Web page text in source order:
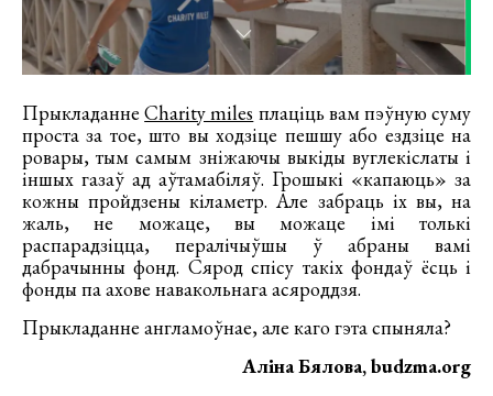
ПрыкладаннеCharity miles плаціць вам пэўную суму
проста за тое, што вы ходзіце пешшу або ездзіце на
ровары, тым самым зніжаючы выкіды вуглекіслаты і
іншых газаў ад аўтамабіляў. Грошыкі «капаюць» за
кожны пройдзены кіламетр. Але забраць іх вы, на
жаль, не можаце, вы можаце імі толькі
распарадзіцца, пералічыўшы ў абраны вамі
дабрачынны фонд. Сярод спісу такіх фондаў ёсць і
фонды па ахове навакольнага асяроддзя.
Прыкладанне англамоўнае, але каго гэта спыняла?
Аліна Бялова, budzma.org